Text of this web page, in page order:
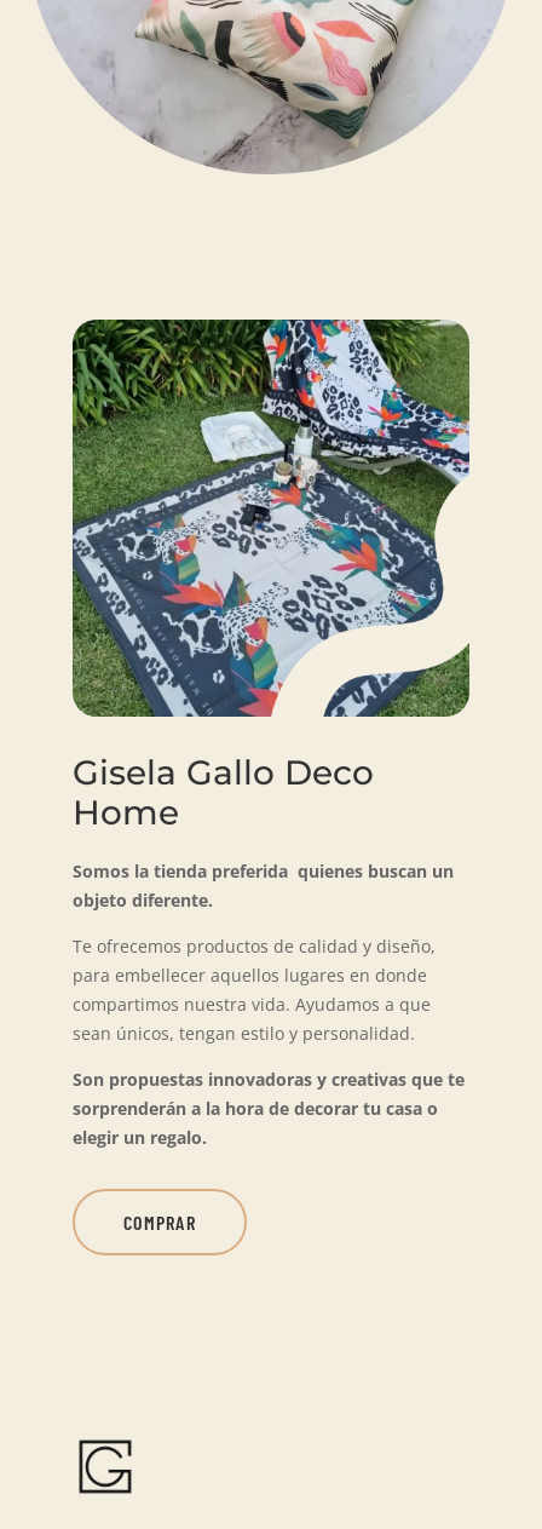
Gisela Gallo Deco
Home
Somos la tienda preferida quienes buscan un
objeto diferente.
Te ofrecemos productos de calidad y diseño,
para embellecer aquellos lugares en donde
compartimos nuestra vida. Ayudamos a que
sean únicos, tengan estilo y personalidad.
Son propuestas innovadoras y creativas que te
sorprenderán a la hora de decorar tu casa o
elegir un regalo.
COMPRAR